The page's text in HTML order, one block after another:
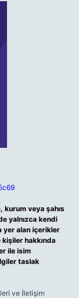
veya şahıs
yalnızca kendi
yer alan içerikler
hakkında
ile isim
taslak
ve İletişim